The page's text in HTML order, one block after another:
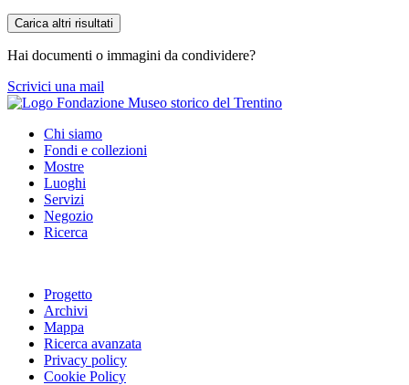
Carica altri risultati
Hai documenti o immagini da condividere?
Scrivici una mail
Chi siamo
Fondi e collezioni
Mostre
Luoghi
Servizi
Negozio
Ricerca
Progetto
Archivi
Mappa
Ricerca avanzata
Privacy policy
Cookie Policy